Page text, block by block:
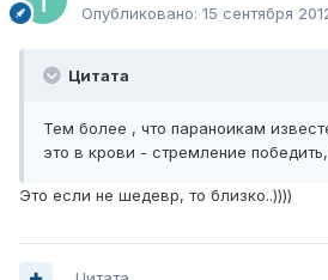
Опубликовано: 15 сентября
Цитата
Тем более , что параноикам
это в крови - стремление
Это если не шедевр, то близко..))))